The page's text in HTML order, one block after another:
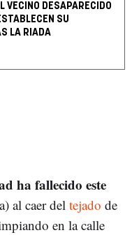
VECINO DESAPARECIDO
SU
LA RIADA
ha fallecido este
al caer del tejado de
en la calle